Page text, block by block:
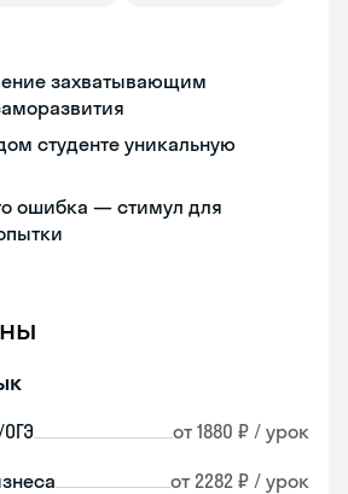
захватывающим
студенте уникальную
ошибка — стимул для
от 1880 ₽ / урок
от 2282 ₽ / урок